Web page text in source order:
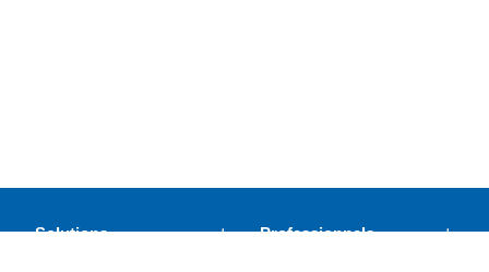
Solutions Professionnels